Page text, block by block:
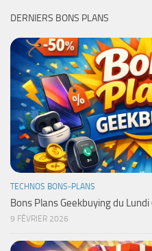
DERNIERS BONS PLANS
TECHNOS BONS-PLANS
Bons Plans Geekbuying du
9 FÉVRIER 2026